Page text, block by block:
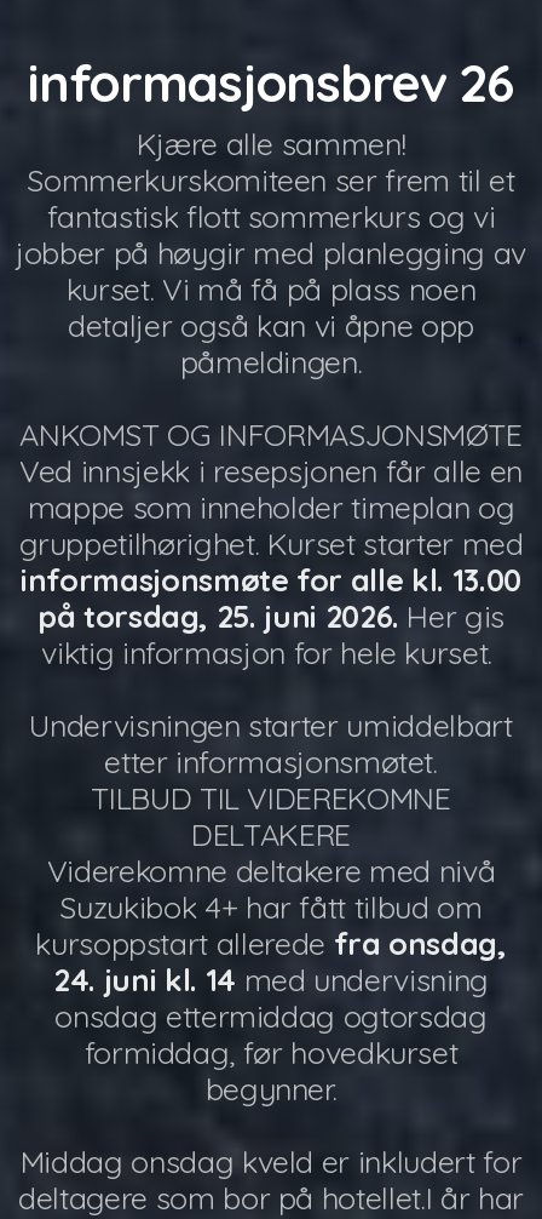
informasjonsbrev 26
Kjære alle sammen!
Sommerkurskomiteen ser frem til et
fantastisk flott sommerkurs og vi
jobber på høygir med planlegging av
kurset. Vi må få på plass noen
detaljer også kan vi åpne opp
påmeldingen.
ANKOMST OG INFORMASJONSMØTE
Ved innsjekk i resepsjonen får alle en
mappe som inneholder timeplan og
gruppetilhørighet. Kurset starter med
informasjonsmøte for alle kl. 13.00
på torsdag, 25. juni 2026. Her gis
viktig informasjon for hele kurset.
Undervisningen starter umiddelbart
etter informasjonsmøtet.
TILBUD TIL VIDEREKOMNE
DELTAKERE
Viderekomne deltakere med nivå
Suzukibok 4+ har fått tilbud om
kursoppstart allerede fra onsdag,
24. juni kl. 14 med undervisning
onsdag ettermiddag ogtorsdag
formiddag, før hovedkurset
begynner.
Middag onsdag kveld er inkludert for
deltagere som bor på hotellet.I år har